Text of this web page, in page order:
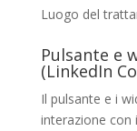
Luogo del
Pulsante e
(LinkedIn
Il pulsante e i
interazione con